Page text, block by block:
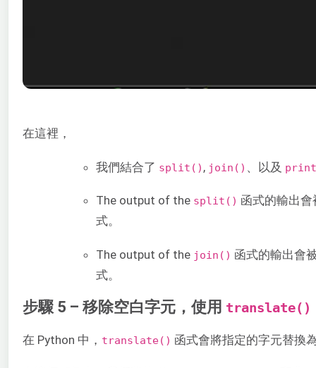
在這裡，
我們結合了 split() , join() 、以及
The output of the split() 函式的輸出
式。
The output of the join() 函式的輸出會
式。
步驟 5 – 移除空白字元，使用 translate()
在 Python 中， translate() 函式會將指定的字元替換